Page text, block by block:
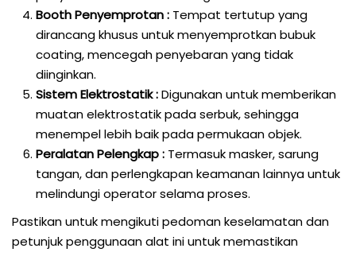
Booth Penyemprotan : Tempat tertutup yang
dirancang khusus untuk menyemprotkan bubuk
coating, mencegah penyebaran yang tidak
diinginkan.
Sistem Elektrostatik :Digunakan untuk memberikan
muatan elektrostatik pada serbuk, sehingga
menempel lebih baik pada permukaan objek.
Peralatan Pelengkap : Termasuk masker, sarung
tangan, dan perlengkapan keamanan lainnya untuk
melindungi operator selama proses.
Pastikan untuk mengikuti pedoman keselamatan dan
petunjuk penggunaan alat ini untuk memastikan